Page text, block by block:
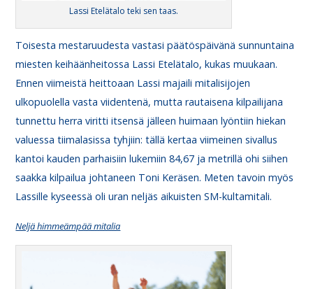
Lassi Etelätalo teki sen taas.
Toisesta mestaruudesta vastasi päätöspäivänä sunnuntaina
miesten keihäänheitossa Lassi Etelätalo, kukas muukaan.
Ennen viimeistä heittoaan Lassi majaili mitalisijojen
ulkopuolella vasta viidentenä, mutta rautaisena kilpailijana
tunnettu herra viritti itsensä jälleen huimaan lyöntiin hiekan
valuessa tiimalasissa tyhjiin: tällä kertaa viimeinen sivallus
kantoi kauden parhaisiin lukemiin 84,67 ja metrillä ohi siihen
saakka kilpailua johtaneen Toni Keräsen. Meten tavoin myös
Lassille kyseessä oli uran neljäs aikuisten SM-kultamitali.
Neljä himmeämpää mitalia